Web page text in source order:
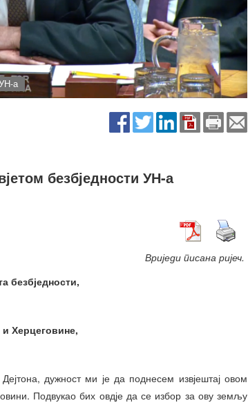
а
безбједности УН-а
Вриједи писана ријеч.
а безбједности,
Херцеговине,
дужност ми је да поднесем извјештај овом
Подвукао бих овдје да се избор за ову земљу